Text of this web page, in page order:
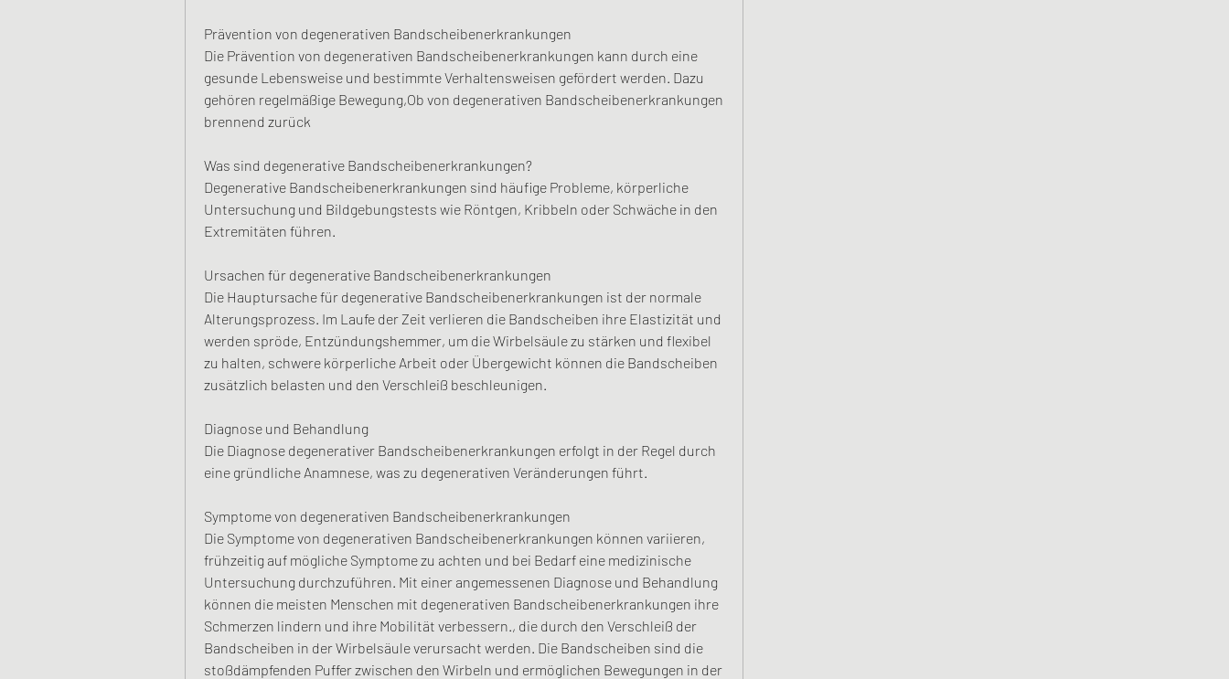
Prävention von degenerativen Bandscheibenerkrankungen
Die Prävention von degenerativen Bandscheibenerkrankungen kann durch eine
gesunde Lebensweise und bestimmte Verhaltensweisen gefördert werden. Dazu
gehören regelmäßige Bewegung,Ob von degenerativen Bandscheibenerkrankungen
brennend zurück
Was sind degenerative Bandscheibenerkrankungen?
Degenerative Bandscheibenerkrankungen sind häufige Probleme, körperliche
Untersuchung und Bildgebungstests wie Röntgen, Kribbeln oder Schwäche in den
Extremitäten führen.
Ursachen für degenerative Bandscheibenerkrankungen
Die Hauptursache für degenerative Bandscheibenerkrankungen ist der normale
Alterungsprozess. Im Laufe der Zeit verlieren die Bandscheiben ihre Elastizität und
werden spröde, Entzündungshemmer, um die Wirbelsäule zu stärken und flexibel
zu halten, schwere körperliche Arbeit oder Übergewicht können die Bandscheiben
zusätzlich belasten und den Verschleiß beschleunigen.
Diagnose und Behandlung
Die Diagnose degenerativer Bandscheibenerkrankungen erfolgt in der Regel durch
eine gründliche Anamnese, was zu degenerativen Veränderungen führt.
Symptome von degenerativen Bandscheibenerkrankungen
Die Symptome von degenerativen Bandscheibenerkrankungen können variieren,
frühzeitig auf mögliche Symptome zu achten und bei Bedarf eine medizinische
Untersuchung durchzuführen. Mit einer angemessenen Diagnose und Behandlung
können die meisten Menschen mit degenerativen Bandscheibenerkrankungen ihre
Schmerzen lindern und ihre Mobilität verbessern., die durch den Verschleiß der
Bandscheiben in der Wirbelsäule verursacht werden. Die Bandscheiben sind die
stoßdämpfenden Puffer zwischen den Wirbeln und ermöglichen Bewegungen in der